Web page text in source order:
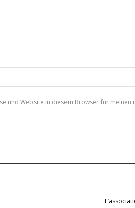
und Website in diesem Browser für